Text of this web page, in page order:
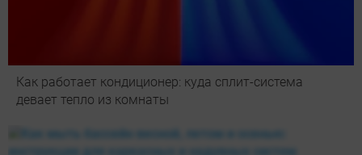
Как работает кондиционер: куда сплит-система
девает тепло из комнаты